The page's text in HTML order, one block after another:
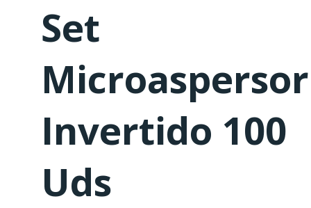
Set
Microaspersor
Invertido 100
Uds